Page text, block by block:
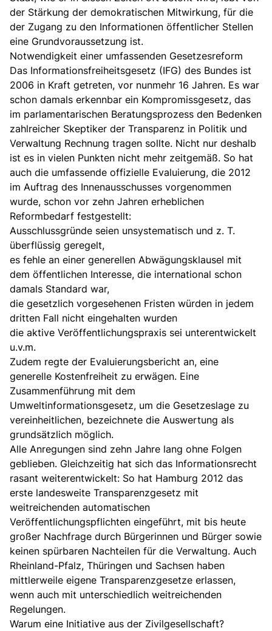
der Stärkung der demokratischen Mitwirkung, für die
der Zugang zu den Informationen öffentlicher Stellen
eine Grundvoraussetzung ist.
Notwendigkeit einer umfassenden Gesetzesreform
Das Informationsfreiheitsgesetz (IFG) des Bundes ist
2006 in Kraft getreten, vor nunmehr 16 Jahren. Es war
schon damals erkennbar ein Kompromissgesetz, das
im parlamentarischen Beratungsprozess den Bedenken
zahlreicher Skeptiker der Transparenz in Politik und
Verwaltung Rechnung tragen sollte. Nicht nur deshalb
ist es in vielen Punkten nicht mehr zeitgemäß. So hat
auch die umfassende offizielle Evaluierung, die 2012
im Auftrag des Innenausschusses vorgenommen
wurde, schon vor zehn Jahren erheblichen
Reformbedarf festgestellt:
Ausschlussgründe seien unsystematisch und z. T.
überflüssig geregelt,
es fehle an einer generellen Abwägungsklausel mit
dem öffentlichen Interesse, die international schon
damals Standard war,
die gesetzlich vorgesehenen Fristen würden in jedem
dritten Fall nicht eingehalten wurden
die aktive Veröffentlichungspraxis sei unterentwickelt
u.v.m.
Zudem regte der Evaluierungsbericht an, eine
generelle Kostenfreiheit zu erwägen. Eine
Zusammenführung mit dem
Umweltinformationsgesetz, um die Gesetzeslage zu
vereinheitlichen, bezeichnete die Auswertung als
grundsätzlich möglich.
Alle Anregungen sind zehn Jahre lang ohne Folgen
geblieben. Gleichzeitig hat sich das Informationsrecht
rasant weiterentwickelt: So hat Hamburg 2012 das
erste landesweite Transparenzgesetz mit
weitreichenden automatischen
Veröffentlichungspflichten eingeführt, mit bis heute
großer Nachfrage durch Bürgerinnen und Bürger sowie
keinen spürbaren Nachteilen für die Verwaltung. Auch
Rheinland-Pfalz, Thüringen und Sachsen haben
mittlerweile eigene Transparenzgesetze erlassen,
wenn auch mit unterschiedlich weitreichenden
Regelungen.
Warum eine Initiative aus der Zivilgesellschaft?